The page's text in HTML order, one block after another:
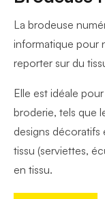
La brodeuse
informatique pour
reporter sur du
Elle est idéale
broderie, tels que
designs décoratifs
tissu (serviettes,
en tissu.